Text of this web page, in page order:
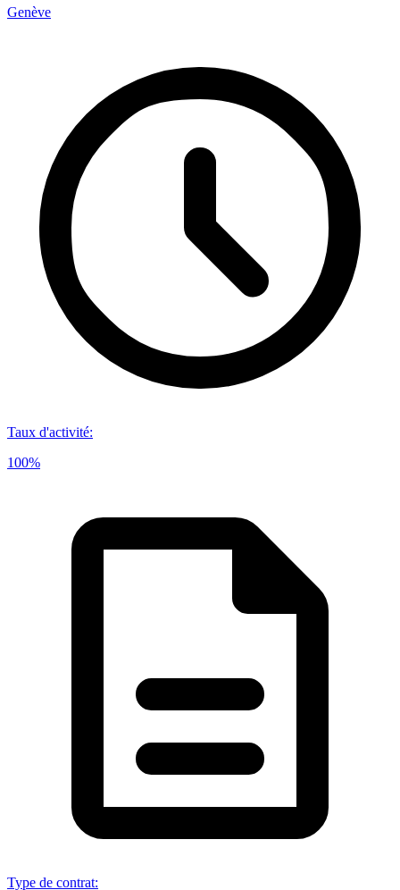
Genève
Taux d'activité:
100%
Type de contrat: